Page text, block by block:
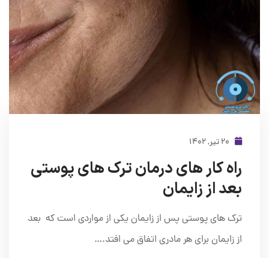
راه کار های درمان ترک های پوستی
بعد از زایمان
ترک های پوستی پس از زایمان یکی از مواردی است که بعد
از زایمان برای هر مادری اتفاق می افتد.…